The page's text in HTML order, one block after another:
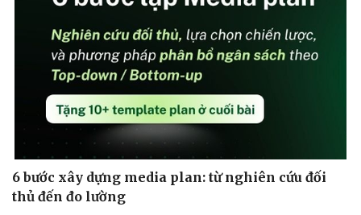
6 bước xây dựng media plan: từ nghiên cứu đối
thủ đến đo lường